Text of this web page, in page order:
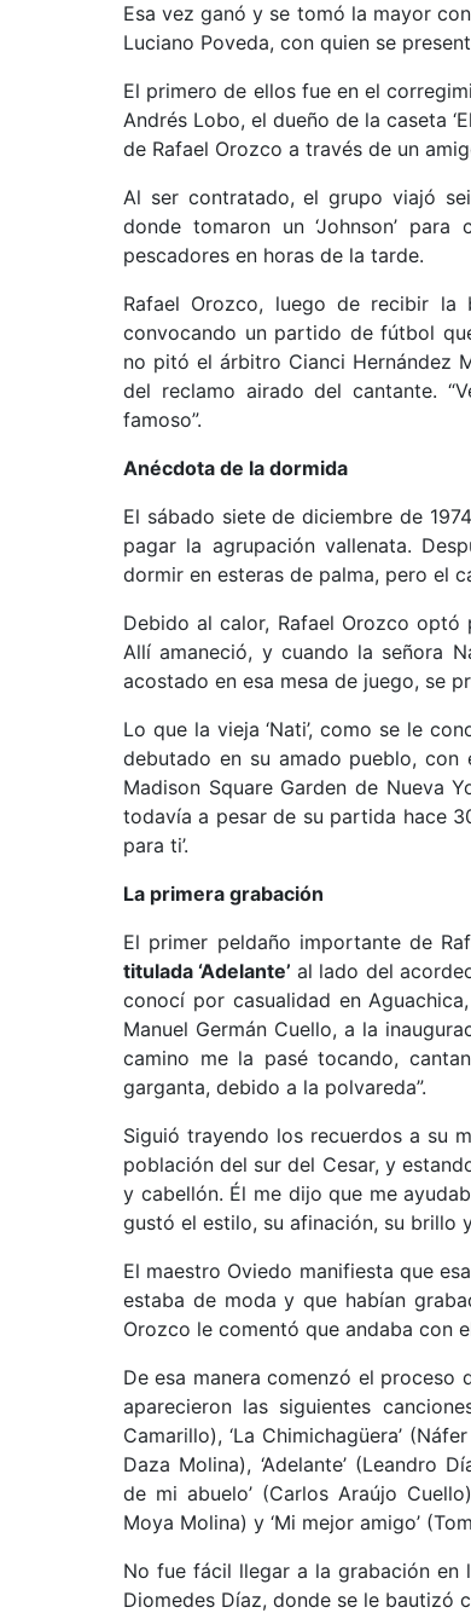
Esa vez ganó y se tomó la mayor
Luciano Poveda, con quien se
El primero de ellos fue en el
Andrés Lobo, el dueño de la caseta
de Rafael Orozco a través de un
Al ser contratado, el grupo viajó
donde tomaron un ‘Johnson’
pescadores en horas de la tarde.
Rafael Orozco, luego de recibir
convocando un partido de fútbol
no pitó el árbitro Cianci Hernández
del reclamo airado del cantante.
famoso”.
Anécdota de la dormida
El sábado siete de diciembre de
pagar la agrupación vallenata.
dormir en esteras de palma, pero el
Debido al calor, Rafael Orozco optó
Allí amaneció, y cuando la señora
acostado en esa mesa de juego, se
Lo que la vieja ‘Nati’, como se le
debutado en su amado pueblo,
Madison Square Garden de Nueva
todavía a pesar de su partida hace
para ti’.
La primera grabación
El primer peldaño importante de
titulada ‘Adelante’ al lado del
conocí por casualidad en
Manuel Germán Cuello, a la
camino me la pasé tocando,
garganta, debido a la polvareda”.
Siguió trayendo los recuerdos a su
población del sur del Cesar, y
y cabellón. Él me dijo que me
gustó el estilo, su afinación, su brillo
El maestro Oviedo manifiesta que
estaba de moda y que habían
Orozco le comentó que andaba con
De esa manera comenzó el
aparecieron las siguientes
Camarillo), ‘La Chimichagüera’
Daza Molina), ‘Adelante’ (Leandro
de mi abuelo’ (Carlos Araújo
Moya Molina) y ‘Mi mejor amigo’
No fue fácil llegar a la grabación en
Diomedes Díaz, donde se le bautizó